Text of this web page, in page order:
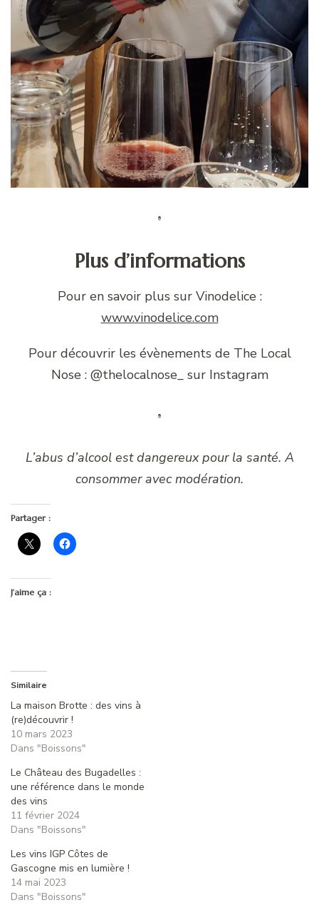
Plus d’informations
Pour en savoir plus sur Vinodelice :
www.vinodelice.com
Pour découvrir les évènements de The Local
Nose : @thelocalnose_ sur Instagram
L’abus d’alcool est dangereux pour la santé. A
consommer avec modération.
Partager :
J’aime ça :
Similaire
La maison Brotte : des vins à
(re)découvrir !
10 mars 2023
Dans "Boissons"
Le Château des Bugadelles :
une référence dans le monde
des vins
11 février 2024
Dans "Boissons"
Les vins IGP Côtes de
Gascogne mis en lumière !
14 mai 2023
Dans "Boissons"